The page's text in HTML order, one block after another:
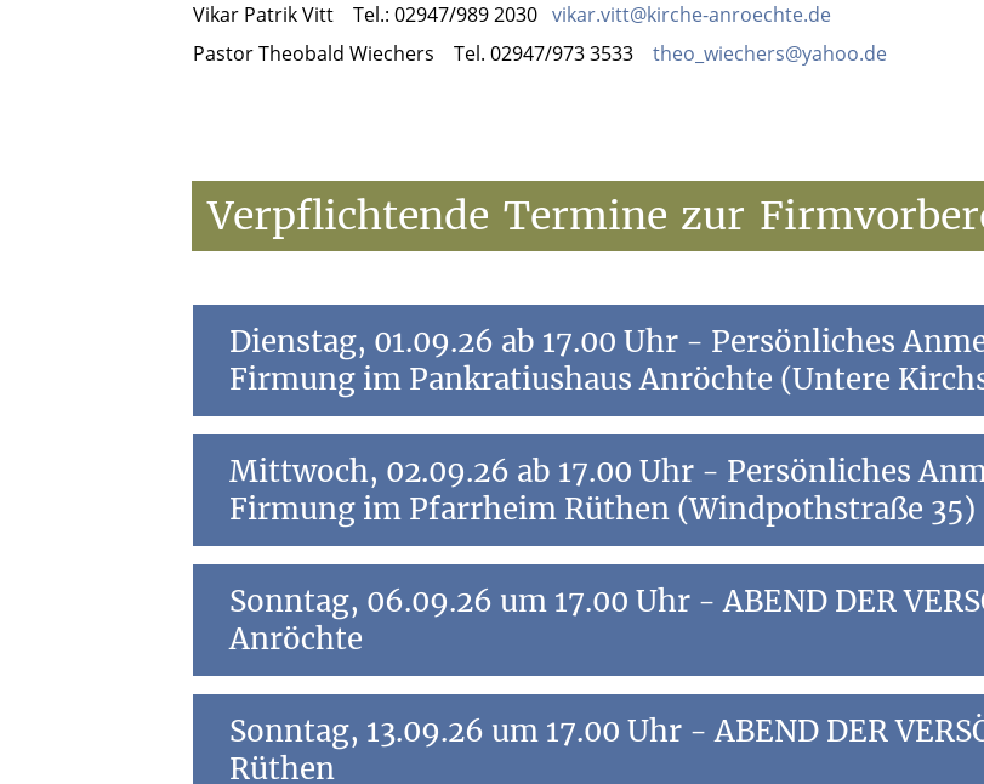
Vikar Patrik Vitt Tel.: 02947/989 2030 vikar.vitt@kirche-anroechte.de
Pastor Theobald Wiechers Tel. 02947/973 3533 theo_wiechers@yahoo.de
Verpflichtende Termine zur
Dienstag, 01.09.26 ab 17.00 Uhr - Persönliches
Firmung im Pankratiushaus Anröchte (Untere
Mittwoch, 02.09.26 ab 17.00 Uhr - Persönliches Anmeldegespräch für die
Firmung im Pfarrheim Rüthen (Windpothstraße 35)
Sonntag, 06.09.26 um 17.00 Uhr - ABEND DER
Anröchte
Wo:St. Pankratius Anröchte
Sonntag, 13.09.26 um 17.00 Uhr - ABEND DER
Rüthen